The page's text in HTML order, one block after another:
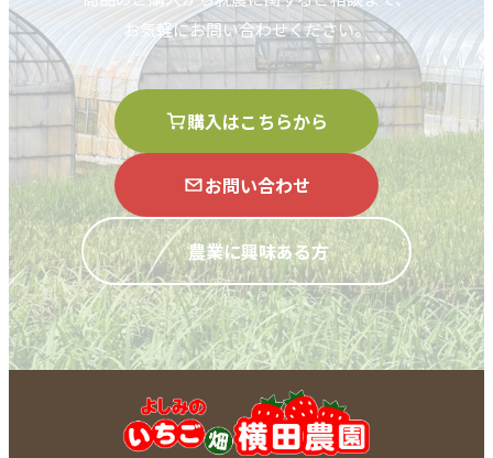
お気軽にお問い合わせください。
購入はこちらから
お問い合わせ
農業に興味ある方